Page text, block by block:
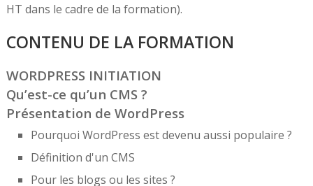
HT dans le cadre de la formation).
CONTENU DE LA FORMATION
WORDPRESS INITIATION
Qu’est-ce qu’un CMS ?
Présentation de WordPress
Pourquoi WordPress est devenu aussi populaire ?
Définition d'un CMS
Pour les blogs ou les sites ?